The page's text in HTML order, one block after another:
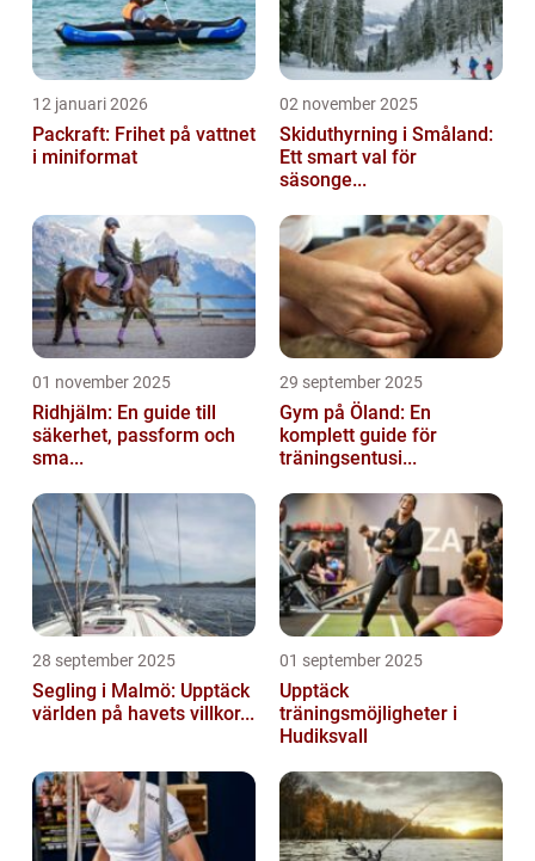
12 januari 2026
Packraft: Frihet på vattnet
i miniformat
02 november 2025
Skiduthyrning i Småland:
Ett smart val för
säsonge...
01 november 2025
Ridhjälm: En guide till
säkerhet, passform och
sma...
29 september 2025
Gym på Öland: En
komplett guide för
träningsentusi...
28 september 2025
Segling i Malmö: Upptäck
världen på havets villkor...
01 september 2025
Upptäck
träningsmöjligheter i
Hudiksvall